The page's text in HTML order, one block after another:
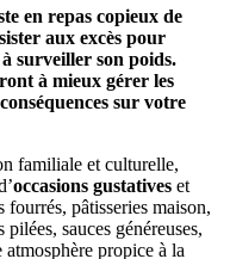
en repas copieux de
aux excès pour
surveiller son poids.
à mieux gérer les
sur votre
familiale et culturelle,
occasions gustatives et
pâtisseries maison,
sauces généreuses,
propice à la